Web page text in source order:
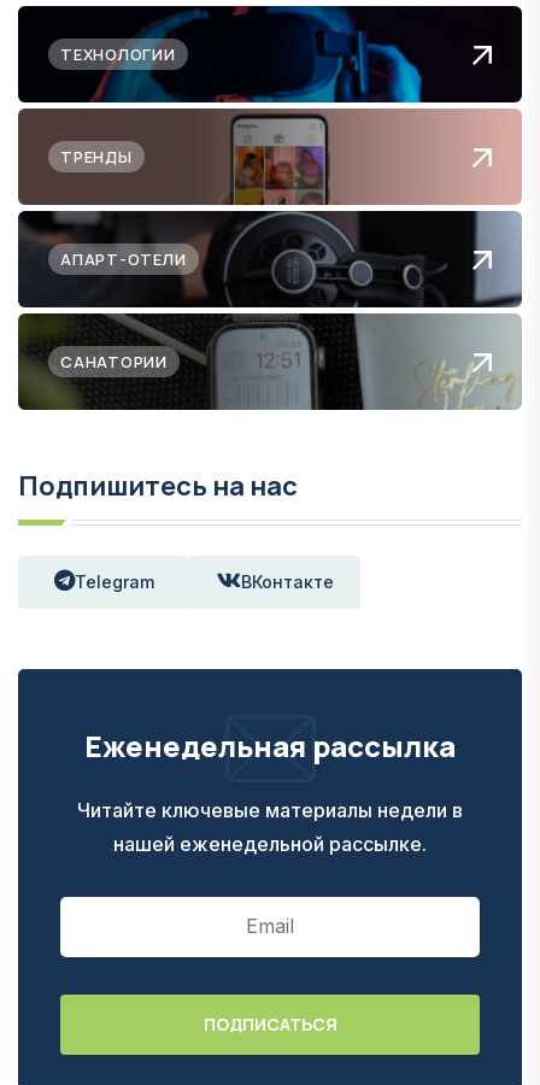
ТЕХНОЛОГИИ
ТРЕНДЫ
АПАРТ-ОТЕЛИ
САНАТОРИИ
Подпишитесь на нас
Telegram ВКонтакте
Еженедельная рассылка
Читайте ключевые материалы недели в
нашей еженедельной рассылке.